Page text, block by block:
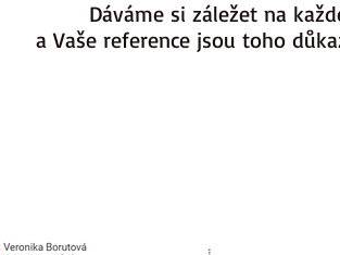
Dáváme si záležet na
a Vaše reference jsou toho